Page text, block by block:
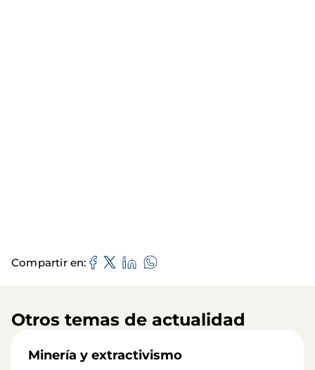
Compartir en
Otros temas de actualidad
Minería y extractivismo